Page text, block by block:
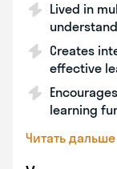
Lived in
Creates
effective
learning
Читать дальше